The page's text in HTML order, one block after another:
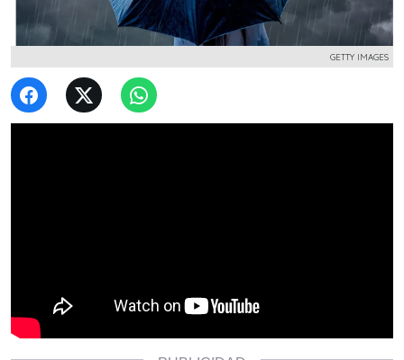
GETTY IMAGES